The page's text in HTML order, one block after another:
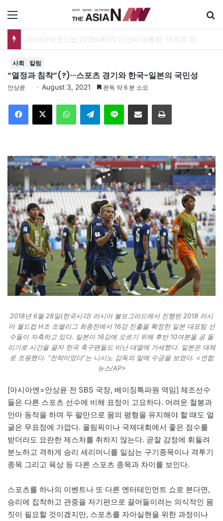
사회 칼럼
“열정과 침착”(?)···스포츠 경기와 한국-일본의 국민성
안상윤 August 3, 2021 완독 약 6 분 소요
Telegram 이메일
2018년 6월 28일(한국시각) 러시아 볼보그라드에서 진행된 2018 러시
아 월드컵 H조 조별리그 최종전에서 16강 진출을 확정한 일본 대표팀 선
수들이 자축하고 있다. 일본이 16강에 오르기 위해 후반 10여분을 공 돌
리기로 시간을 끌자 한국 축구팬들도 비난 대열에 가세했다. 일본은 대체
로 조용했다. “전략이었다”는 니시노 감독의 말에 수긍을 보였다. <연합
뉴스/AP>
[아시아엔=안상윤 전 SBS 국장, 베이징특파원 역임] 체조선수
들은 다른 스포츠 선수에 비해 표정이 고요하다. 어려운 철봉과
안마 동작을 하며 두 팔만으로 몸의 평형을 유지해야 할 때도 얼
굴은 무표정에 가깝다. 올림픽이나 국제대회에서 좋은 점수를
받더라도 요란한 제스처를 취하지 않는다. 곧잘 감정에 휘둘려
분노하고 격하게 승리 세리머니를 일삼는 구기종목이나 격투기
종목 그리고 육상 등 다른 스포츠 종목과 차이를 보인다.
스포츠를 하나의 이벤트나 또 다른 엔터테인먼트 쇼로 본다면,
승리에 집착하고 관중을 자기편으로 끌어들이려는 의식적인 몸
짓이 필요할 것이겠지만, 스포츠를 자아실현을 위한 과정이나